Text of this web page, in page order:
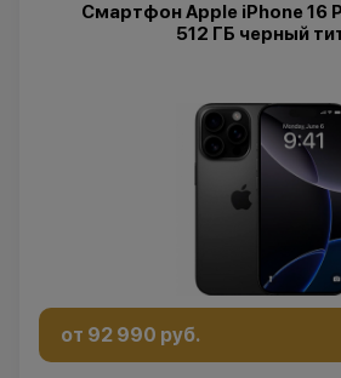
Смартфон Apple iPhone 16
512 ГБ черный
от 92 990 руб.